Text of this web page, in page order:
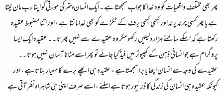
پھر بھی مختلف واقعیات کو وہ خدا کا جواب سمجھتا ہے ۔ ایک انسان پتھر کی مورتی کو اپنا رب مان لیتا
ہے یا پھر کسی چرند پرند اور کبھی کبھی برف کے ٹکڑے کو بھی خدا مانتا ہے ، اور اتنا مضبوط عقیدہ
رکھتا ہے کہ اسکے سامنے ہزار دلیلیں رکھو مگر وہ عقیدے سے نہیں پھرتا ۔ ۔ عقیدہ ایک ایسا
پروگرام ہے جو انسانی ذہن کے کمپیوٹر میں فیڈ کیا جائے تو پھر اسے مٹانا آسان نہیں ہوتا ۔۔
عقیدے کی وجہ سے انسان اچھا یا برا سمجھتا ہے ، عقیدہ ہی اچھے برے کا معیار بناتا ہے ، اور
کیونکہ عقیدہ ہی انسان کی زندگی کا ڈرئیور ہوتا ہے اسلئے ، اسے صرف اپنی ہی شاہراہ نظر آتی ہے